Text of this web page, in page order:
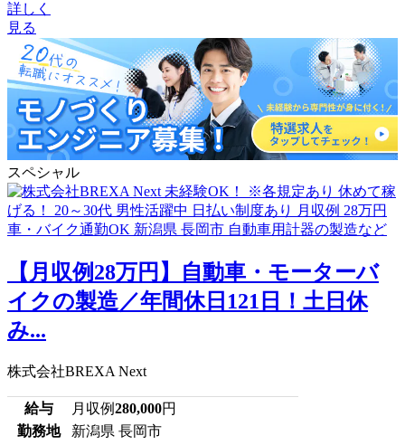
詳しく
見る
スペシャル
【月収例28万円】自動車・モーターバ
イクの製造／年間休日121日！土日休
み...
株式会社BREXA Next
給与 月収例280,000円
勤務地
新潟県 長岡市